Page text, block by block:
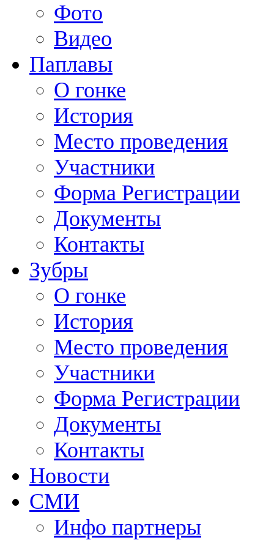
Фото
Видео
Паплавы
О гонке
История
Место проведения
Участники
Форма Регистрации
Документы
Контакты
Зубры
О гонке
История
Место проведения
Участники
Форма Регистрации
Документы
Контакты
Новости
СМИ
Инфо партнеры